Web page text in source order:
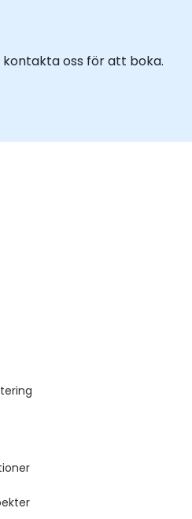
oss för att boka.